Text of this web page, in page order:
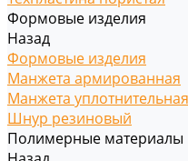
Формовые изделия
Назад
Формовые изделия
Манжета армированная
Манжета уплотнительная
Шнур резиновый
Полимерные материалы